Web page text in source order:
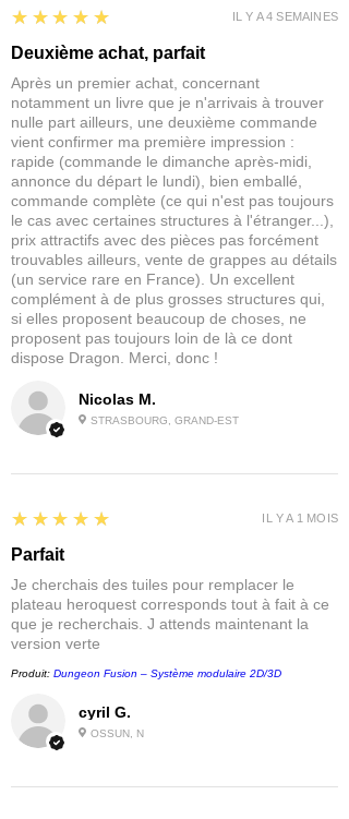
recommandons de retirer la pointe de
précision et de la nettoyer s'il reste de
prochaine utilisation.
- Assurez-vous que votre colle
cyanoacrylate est stockée loin de votre
activateur CA. L'accélérateur émet des
vapeurs par simple proximité, ce qui
pourrait provoquer une prise
prématurée de la colle CA. Nous vous
recommandons de stocker la colle
dans un sac refermable.
Nicolas M.
STRASBOURG, GRAND-EST
5
★★★★★
Deuxième achat, parfait
Après un premier achat, concernant
notamment un livre que je n'arrivais à trouver
nulle part ailleurs, une deuxième commande
vient confirmer ma première impression :
rapide (commande le dimanche après-midi,
annonce du départ le lundi), bien emballé,
commande complète (ce qui n'est pas toujours
le cas avec certaines structures à l'étranger...),
prix attractifs avec des pièces pas forcément
trouvables ailleurs, vente de grappes au détails
(un service rare en France). Un excellent
complément à de plus grosses structures qui,
si elles proposent beaucoup de choses, ne
proposent pas toujours loin de là ce dont
dispose Dragon. Merci, donc !
IL Y A 4 SEMAINES
cyril G.
OSSUN, N
5
★★★★★
Parfait
Je cherchais des tuiles pour remplacer le
plateau heroquest corresponds tout à fait à ce
que je recherchais. J attends maintenant la
version verte
Produit: Dungeon Fusion – Système modulaire 2D/3D
IL Y A 1 MOIS